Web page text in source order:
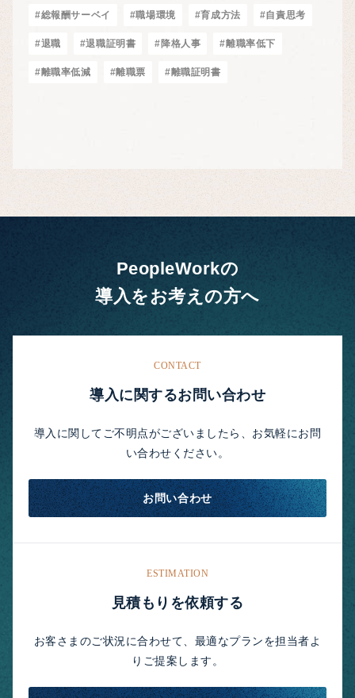
#総報酬サーベイ #職場環境 #育成方法 #自責思考
#退職 #退職証明書 #降格人事 #離職率低下
#離職率低減 #離職票 #離職証明書
PeopleWorkの
導入をお考えの方へ
CONTACT
導入に関するお問い合わせ
導入に関してご不明点がございましたら、お気軽にお問
い合わせください。
お問い合わせ
ESTIMATION
見積もりを依頼する
お客さまのご状況に合わせて、最適なプランを担当者よ
りご提案します。